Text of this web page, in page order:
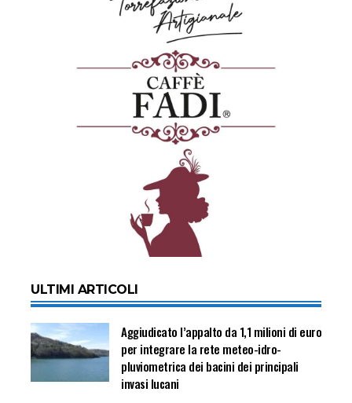
ULTIMI ARTICOLI
Aggiudicato l’appalto da 1,1 milioni di euro
per integrare la rete meteo-idro-
pluviometrica dei bacini dei principali
invasi lucani